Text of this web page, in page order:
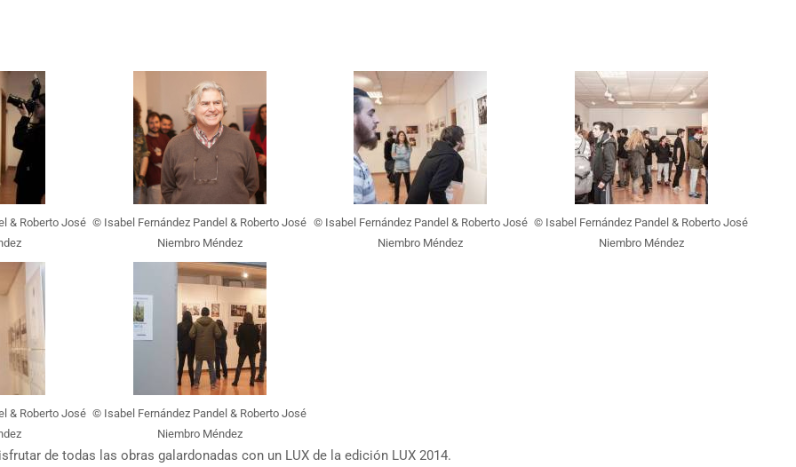
& Roberto José © Isabel Fernández Pandel & Roberto José
Niembro Méndez
© Isabel Fernández Pandel & Roberto José
Niembro Méndez
© Isabel Fernández Pandel & Roberto José
Niembro Méndez
& Roberto José © Isabel Fernández Pandel & Roberto José
Niembro Méndez
de todas las obras galardonadas con un LUX de la edición LUX 2014.